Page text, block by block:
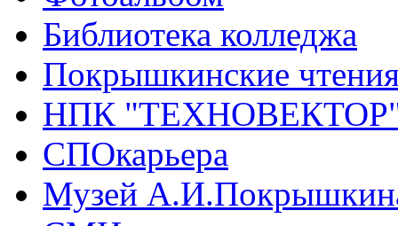
Библиотека колледжа
Покрышкинские
НПК
СПОкарьера
Музей